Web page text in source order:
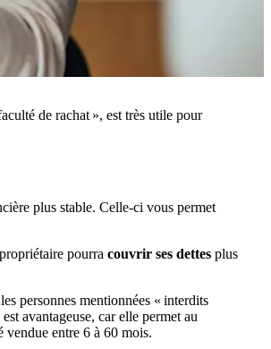
de rachat », est très utile pour
plus stable. Celle-ci vous permet
pourra couvrir ses dettes plus
personnes mentionnées « interdits
avantageuse, car elle permet au
vendue entre 6 à 60 mois.